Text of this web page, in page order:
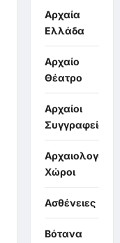
Αρχαία
Ελλάδα
Αρχαίο
Θέατρο
Αρχαίοι
Συγγραφείς
Αρχαιολογικοί
Χώροι
Ασθένειες
Βότανα